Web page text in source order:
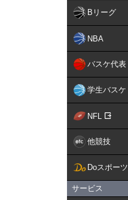
Bリーグ
NBA
バスケ代表
学生バスケ
NFL
他競技
Doスポーツ
サービス